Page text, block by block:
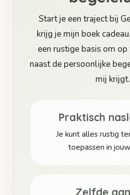
Start je een traject bij
krijg je mijn boek
een rustige basis om
naast de persoonlijke
mij krijgt.
Praktisch
Je kunt alles rustig
toepassen in
Zelfde